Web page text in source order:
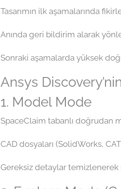
Tasarımın ilk aşamalarında
Anında geri bildirim alarak
Sonraki aşamalarda yüksek
Ansys
1. Model Mode
SpaceClaim tabanlı doğrudan
CAD dosyaları (SolidWorks,
Gereksiz detaylar temizlenerek